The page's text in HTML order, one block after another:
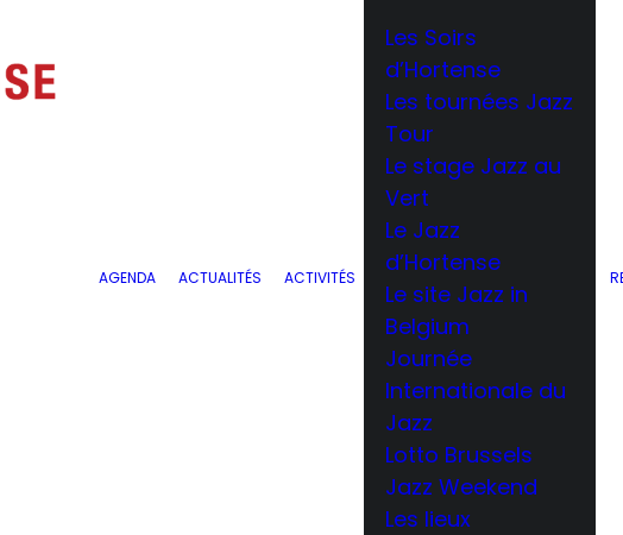
AGENDA ACTUALITÉS ACTIVITÉS
Les Soirs
d’Hortense
Les tournées Jazz
Tour
Le stage Jazz au
Vert
Le Jazz
d’Hortense
Le site Jazz in
Belgium
Journée
Internationale du
Jazz
Lotto Brussels
Jazz Weekend
Les lieux